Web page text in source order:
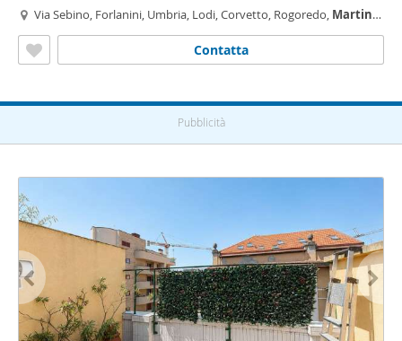
Via Sebino, Forlanini, Umbria, Lodi, Corvetto, Rogoredo, Martini-
Contatta
Pubblicità